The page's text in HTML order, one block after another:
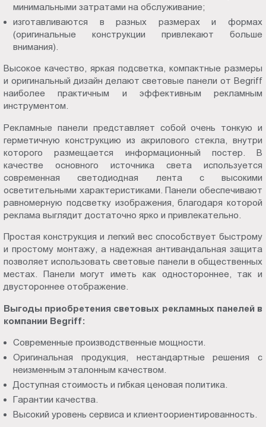
минимальными затратами на обслуживание;
изготавливаются в разных размерах и формах
(оригинальные конструкции привлекают больше
внимания).
Высокое качество, яркая подсветка, компактные размеры
и оригинальный дизайн делают световые панели от Begriff
наиболее практичным и эффективным рекламным
инструментом.
Рекламные панели представляет собой очень тонкую и
герметичную конструкцию из акрилового стекла, внутри
которого размещается информационный постер. В
качестве основного источника света используется
современная светодиодная лента с высокими
осветительными характеристиками. Панели обеспечивают
равномерную подсветку изображения, благодаря которой
реклама выглядит достаточно ярко и привлекательно.
Простая конструкция и легкий вес способствует быстрому
и простому монтажу, а надежная антивандальная защита
позволяет использовать световые панели в общественных
местах. Панели могут иметь как одностороннее, так и
двустороннее отображение.
Выгоды приобретения световых рекламных панелей в
компании Begriff:
Современные производственные мощности.
Оригинальная продукция, нестандартные решения с
неизменным эталонным качеством.
Доступная стоимость и гибкая ценовая политика.
Гарантии качества.
Высокий уровень сервиса и клиентоориентированность.